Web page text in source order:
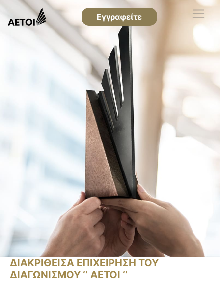
Εγγραφείτε
ΔΙΑΚΡΙΘΕΙΣΑ ΕΠΙΧΕΙΡΗΣΗ ΤΟΥ
ΔΙΑΓΩΝΙΣΜΟΥ ‘’ ΑΕΤΟΙ ‘’